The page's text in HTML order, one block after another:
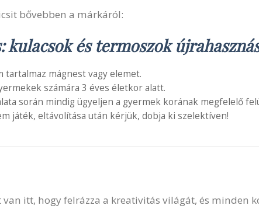
bővebben a márkáról:
kulacsok és termoszok
tartalmaz mágnest vagy elemet.
számára 3 éves életkor alatt.
során mindig ügyeljen a gyermek korának megfelelő
játék, eltávolítása után kérjük, dobja ki szelektíven!
itt, hogy felrázza a kreativitás világát, és minden